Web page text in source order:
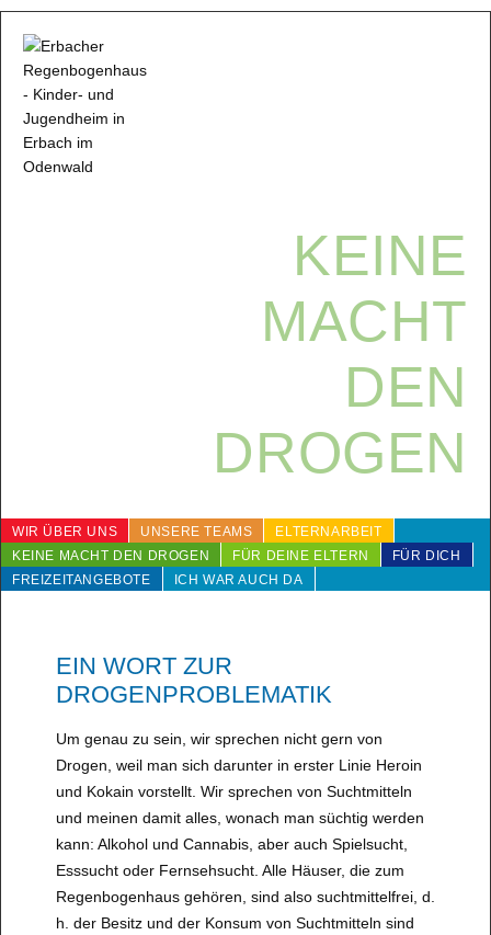
KEINE
MACHT
DEN
DROGEN
WIR ÜBER UNS UNSERE TEAMS
ELTERNARBEIT
KEINE MACHT DEN DROGEN
FÜR DEINE ELTERN
FÜR DICH
FREIZEITANGEBOTE
ICH WAR AUCH DA
EIN WORT ZUR
DROGENPROBLEMATIK
Um genau zu sein, wir sprechen nicht gern von
Drogen, weil man sich darunter in erster Linie Heroin
und Kokain vorstellt. Wir sprechen von Suchtmitteln
und meinen damit alles, wonach man süchtig werden
kann: Alkohol und Cannabis, aber auch Spielsucht,
Esssucht oder Fernsehsucht. Alle Häuser, die zum
Regenbogenhaus gehören, sind also suchtmittelfrei, d.
h. der Besitz und der Konsum von Suchtmitteln sind